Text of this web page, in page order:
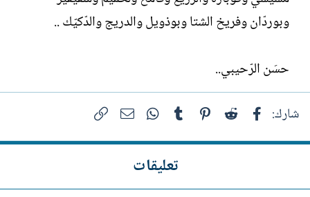
وبوردّان وفريخ الشتا وبوذويل والدريج والدّكيّك ..
حسَن الرّحيبي..
شارك: فيسبوك Reddit
Pinterest
Tumblr
WhatsAppالبريد الإلكتروني
تعليقات